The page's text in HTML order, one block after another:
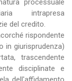
processuale
intrapresa
del credito.
rispondente
in giurisprudenza)
trascendente
disciplinate e